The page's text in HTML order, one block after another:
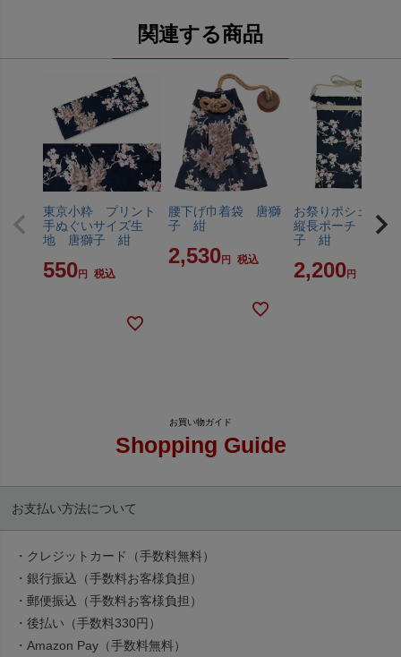
関連する商品
東京小粋 プリント
手ぬぐいサイズ生
地 唐獅子 紺
550 税込
腰下げ巾着袋 唐獅
子 紺
2,530 税込
お祭りポシェッ
縦長ポーチ 唐獅
子 紺
2,200
Shopping Guide
お支払い方法について
・クレジットカード（手数料無料）
・銀行振込（手数料お客様負担）
・郵便振込（手数料お客様負担）
・後払い（手数料330円）
・Amazon Pay（手数料無料）